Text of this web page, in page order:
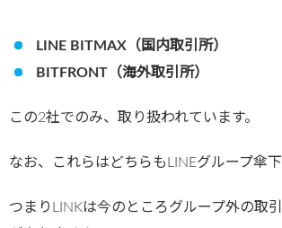
LINE BITMAX（国内取引所）
BITFRONT（海外取引所）
この2社でのみ、取り扱われています。
なお、これらはどちらもLINEグループ傘下
つまりLINKは今のところグループ外の取